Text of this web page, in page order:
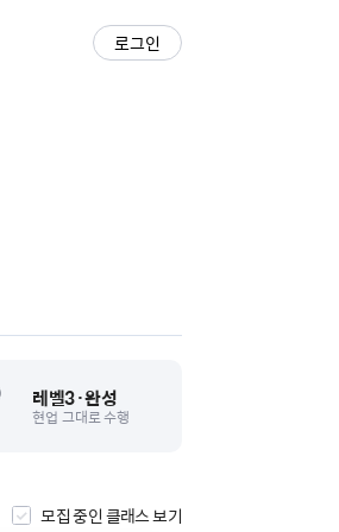
로그인
레벨3·완성
현업 그대로 수행
모집 중인 클래스보기